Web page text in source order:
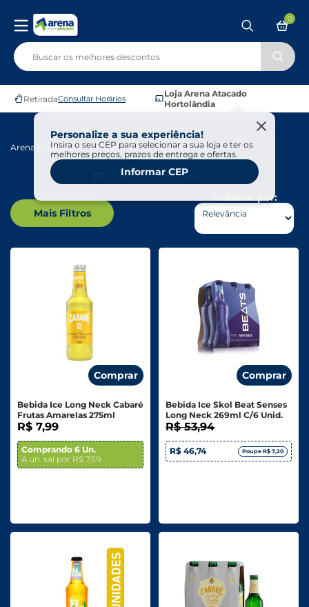
RetiradaConsultar Horários
Loja Arena Atacado
Hortolândia
Personalize a sua experiência!
Insira o seu CEP para selecionar a sua loja e ter os
melhores preços, prazos de entrega e ofertas.
Informar CEP
0
Arena Atacado Bebidas Alcoólicas Drinks Prontos
Produtos encontrados
Mais Filtros
Ordenar por:
Comprar
Bebida Ice Long Neck Cabaré
Frutas Amarelas 275ml
R$ 7,99
Comprando 6 Un.
A un. sai por R$ 7,59
Comprar
Bebida Ice Skol Beat Senses
Long Neck 269ml C/6 Unid.
R$ 53,94
R$ 46,74 Poupe R$ 7,20